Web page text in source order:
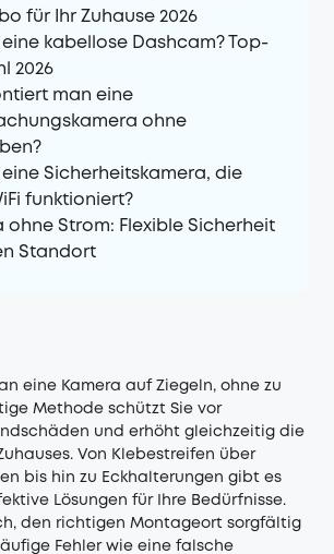
für Ihr Zuhause 2026
kabellose Dashcam? Top-
2026
man eine
ohne
Sicherheitskamera, die
funktioniert?
ohne Strom: Flexible Sicherheit
Standort
eine Kamera auf Ziegeln, ohne zu
Methode schützt Sie vor
und erhöht gleichzeitig die
Von Klebestreifen über
bis hin zu Eckhalterungen gibt es
Lösungen für Ihre Bedürfnisse.
den richtigen Montageort sorgfältig
Fehler wie eine falsche